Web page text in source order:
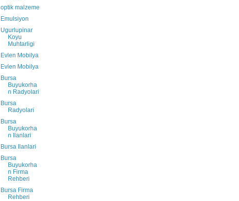
optik malzeme
Emulsiyon
Ugurlupinar
Koyu
Muhtarligi
Evlen Mobilya
Evlen Mobilya
Bursa
Buyukorha
n Radyolari
Bursa
Radyolari
Bursa
Buyukorha
n Ilanlari
Bursa Ilanlari
Bursa
Buyukorha
n Firma
Rehberi
Bursa Firma
Rehberi